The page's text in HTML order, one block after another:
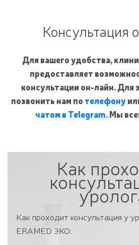
Консультация
Для вашего удобства,
предоставляет
консультации он-лайн. Для
позвонить нам по телефону
чатом в Telegram.Мы
Как
Как проходит консультация у
ERAMED ЭКО: